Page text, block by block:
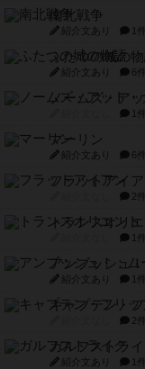
南北戦争
紹介文あり 1
ふたつの城の物
紹介文あり 6
ノームズ・ア
1
マーリン
紹介文あり 6
フラットアイ
2
トランスオリ
1
アンブッシュ
紹介文あり 1
キャプテン・
2
ガルフストライ
紹介文あり 1